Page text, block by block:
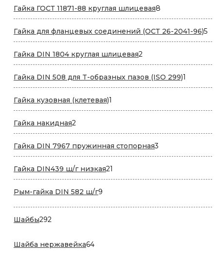
Гайка ГОСТ 11871-88 круглая шлицевая8
товаров
Гайка для фланцевых соединений (ОСТ 26-2041-96)55
Гайка DIN 1804 круглая шлицевая2
товара
Гайка DIN 508 для T-образных пазов (ISO 299)1
товар
Гайка кузовная (клетевая)1
товар
Гайка накидная2
товара
Гайка DIN 7967 пружинная стопорная3
товара
Гайка DIN439 ш/г низкая21
товар
Рым-гайка DIN 582 ш/г9
Шайбы292
Шайба нержавейка6464